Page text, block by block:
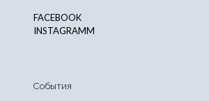
FACEBOOK
INSTAGRAMM
События